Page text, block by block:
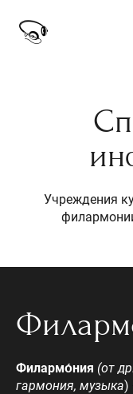
Учреждения
Филармо́ния (от
гармония, музыка)